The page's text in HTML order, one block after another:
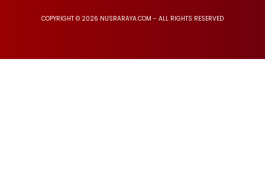
COPYRIGHT © 2026 NUSRARAYA.COM - ALL RIGHTS RESERVED